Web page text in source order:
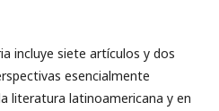
incluye siete artículos y dos
esencialmente
literatura latinoamericana y en